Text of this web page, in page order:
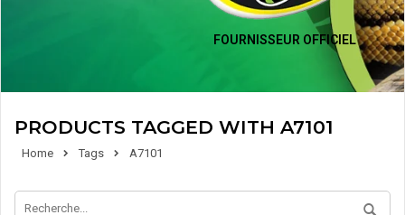
FOURNISSEUR OFFICIEL
PRODUCTS TAGGED WITH A7101
Home Tags A7101